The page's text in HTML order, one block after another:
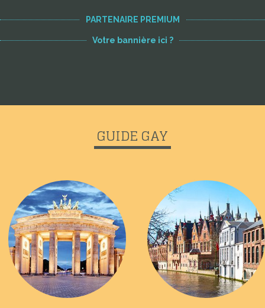
PARTENAIRE PREMIUM
Votre bannière ici ?
GUIDE GAY